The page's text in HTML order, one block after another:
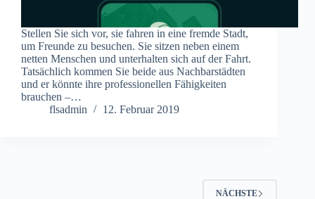
Stellen Sie sich vor, sie fahren in eine fremde Stadt,
um Freunde zu besuchen. Sie sitzen neben einem
netten Menschen und unterhalten sich auf der Fahrt.
Tatsächlich kommen Sie beide aus Nachbarstädten
und er könnte ihre professionellen Fähigkeiten
brauchen –…
flsadmin
12. Februar 2019
NÄCHSTE